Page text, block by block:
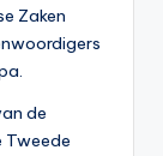
Zaken
de
Tweede